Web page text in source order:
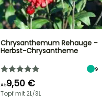
Chrysanthemum Rehauge -
Herbst-Chrysantheme
9
Ab9,50 €
Topf mit 2L/3L